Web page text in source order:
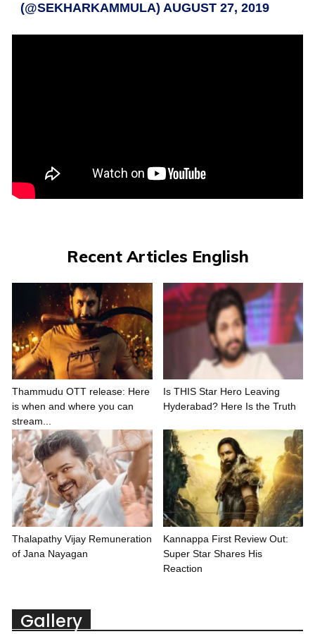
(@SEKHARKAMMULA)AUGUST 27, 2019
Recent Articles English
Thammudu OTT release: Here
is when and where you can
stream...
Is THIS Star Hero Leaving
Hyderabad? Here Is the Truth
Thalapathy Vijay Remuneration
of Jana Nayagan
Kannappa First Review Out:
Super Star Shares His
Reaction
Gallery